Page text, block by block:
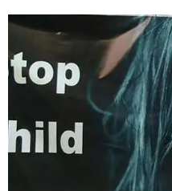
ဗရုသာဲ(ဒရုမ်)ကီု၊ သွက်ဂွံလုပ်ပ
လဝ်ကီု၊ စပ်ကဵုပရေၚ်ချဳဒရာၚ်ပၞ
ပၞာန် ပါလုပ်သီုစရိတ်အိုတ်ကီုတ
လျိုၚ်ဂက